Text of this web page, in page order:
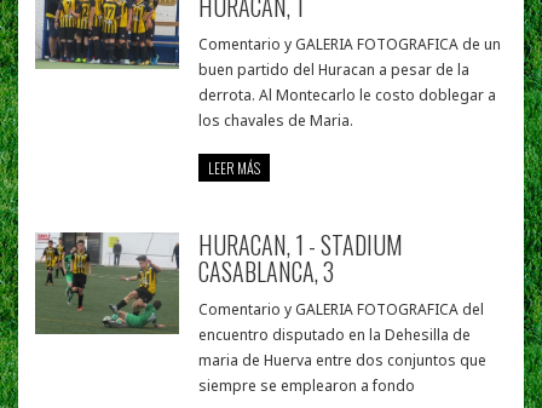
Comentario y GALERIA FOTOGRAFICA de un
buen partido del Huracan a pesar de la
derrota. Al Montecarlo le costo doblegar a
los chavales de Maria.
LEER MÁS
HURACAN, 1 - STADIUM
CASABLANCA, 3
Comentario y GALERIA FOTOGRAFICA del
encuentro disputado en la Dehesilla de
maria de Huerva entre dos conjuntos que
siempre se emplearon a fondo